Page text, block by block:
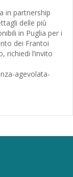
in partnership
delle più
in Puglia per i
dei Frantoi
richiedi l’invito
agevolata-